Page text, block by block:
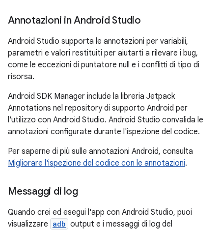
Annotazioni in Android Studio
Android Studio supporta le annotazioni per variabili,
parametri e valori restituiti per aiutarti a rilevare i bug,
come le eccezioni di puntatore null e i conflitti di tipo di
risorsa.
Android SDK Manager include la libreria Jetpack
Annotations nel repository di supporto Android per
l'utilizzo con Android Studio. Android Studio convalida le
annotazioni configurate durante l'ispezione del codice.
Per saperne di più sulle annotazioni Android, consulta
Migliorare l'ispezione del codice con le annotazioni.
Messaggi di log
Quando crei ed esegui l'app con Android Studio, puoi
visualizzare adb output e i messaggi di log del